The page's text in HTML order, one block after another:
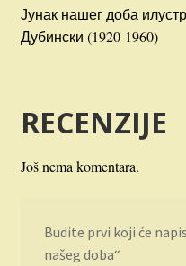
Јунак нашег доба
Дубински (1920-1960)
RECENZIJE
Još nema komentara.
Budite prvi koji će
našeg doba“